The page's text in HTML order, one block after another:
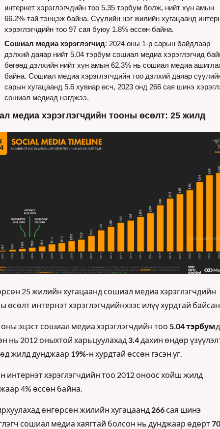
интернет хэрэглэгчдийн тоо 5.35 тэрбум болж, нийт хүн амын
66.2%-тай тэнцэж байна. Сүүлийн нэг жилийн хугацаанд
хэрэглэгчдийн тоо 97 сая буюу 1.8% өссөн байна.
Сошиал медиа хэрэглэгчид: 2024 оны 1-р сарын байдлаар
дэлхий даяар нийт 5.04 тэрбум сошиал медиа хэрэглэгчид
бөгөөд дэлхийн нийт хүн амын 62.3% нь сошиал медиа
байна. Сошиал медиа хэрэглэгчдийн тоо дэлхий даяар
сарын хугацаанд 5.6 хувиар өсч, 2023 онд 266 сая шинэ
сошиал медиад нэгджээ.
медиа хэрэглэгчдийн тооны өсөлт: 25 жилд
25 жилийн хугацаанд сошиал медиа хэрэглэгчдийн
өсөлт интернэт хэрэглэгчдийнхээс илүү хурдтай
эцэст сошиал медиа хэрэглэгчдийн тоо 5.04 тэрбумд
нь 2012 оныхтой харьцуулахад 3.4 дахин өндөр
жилд дунджаар 19%-н хурдтай өссөн гэсэн үг.
интернэт хэрэглэгчдийн тоо 2012 оноос хойш жилд
4% өссөн байна.
өнгөрсөн жилийн хугацаанд 266 сая шинэ
сошиал медиа хаягтай болсон нь дунджаар өдөрт